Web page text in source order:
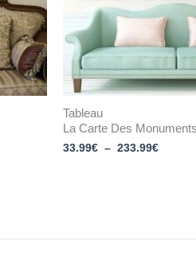
Tableau
La Carte Des Monuments
33.99€ – 233.99€